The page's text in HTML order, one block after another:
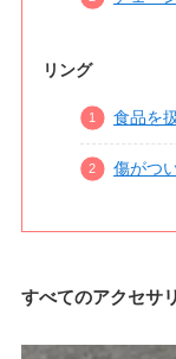
リング
食品を
傷がつ
すべてのアクセサ